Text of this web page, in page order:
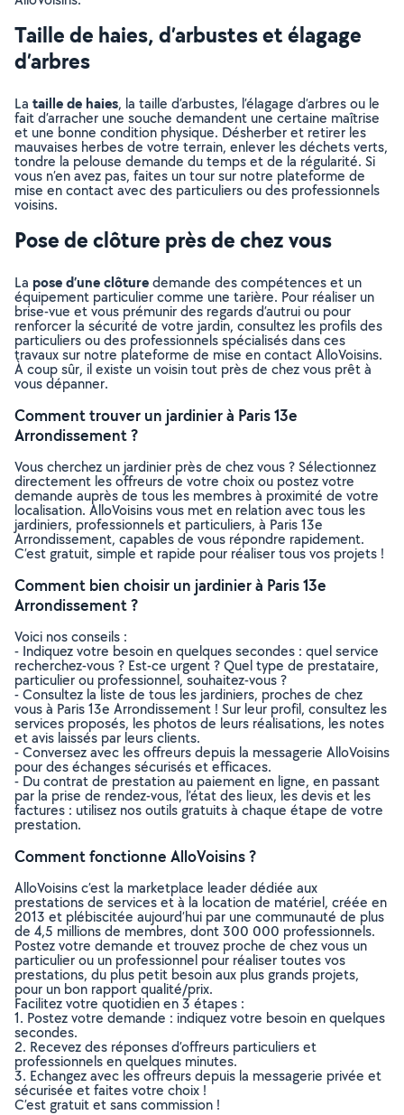
Taille de haies, d’arbustes et élagage
d’arbres
La taille de haies, la taille d’arbustes, l’élagage d’arbres ou le
fait d’arracher une souche demandent une certaine maîtrise
et une bonne condition physique. Désherber et retirer les
mauvaises herbes de votre terrain, enlever les déchets verts,
tondre la pelouse demande du temps et de la régularité. Si
vous n’en avez pas, faites un tour sur notre plateforme de
mise en contact avec des particuliers ou des professionnels
voisins.
Pose de clôture près de chez vous
La pose d’une clôturedemande des compétences et un
équipement particulier comme une tarière. Pour réaliser un
brise-vue et vous prémunir des regards d’autrui ou pour
renforcer la sécurité de votre jardin, consultez les profils des
particuliers ou des professionnels spécialisés dans ces
travaux sur notre plateforme de mise en contact AlloVoisins.
À coup sûr, il existe un voisin tout près de chez vous prêt à
vous dépanner.
Comment trouver un jardinier à Paris 13e
Arrondissement ?
Vous cherchez un jardinier près de chez vous ? Sélectionnez
directement les offreurs de votre choix ou postez votre
demande auprès de tous les membres à proximité de votre
localisation. AlloVoisins vous met en relation avec tous les
jardiniers, professionnels et particuliers, à Paris 13e
Arrondissement, capables de vous répondre rapidement.
C’est gratuit, simple et rapide pour réaliser tous vos projets !
Comment bien choisir un jardinier à Paris 13e
Arrondissement ?
Voici nos conseils :
- Indiquez votre besoin en quelques secondes : quel service
recherchez-vous ? Est-ce urgent ? Quel type de prestataire,
particulier ou professionnel, souhaitez-vous ?
- Consultez la liste de tous les jardiniers, proches de chez
vous à Paris 13e Arrondissement ! Sur leur profil, consultez les
services proposés, les photos de leurs réalisations, les notes
et avis laissés par leurs clients.
- Conversez avec les offreurs depuis la messagerie AlloVoisins
pour des échanges sécurisés et efficaces.
- Du contrat de prestation au paiement en ligne, en passant
par la prise de rendez-vous, l’état des lieux, les devis et les
factures : utilisez nos outils gratuits à chaque étape de votre
prestation.
Comment fonctionne AlloVoisins ?
AlloVoisins c’est la marketplace leader dédiée aux
prestations de services et à la location de matériel, créée en
2013 et plébiscitée aujourd’hui par une communauté de plus
de 4,5 millions de membres, dont 300 000 professionnels.
Postez votre demande et trouvez proche de chez vous un
particulier ou un professionnel pour réaliser toutes vos
prestations, du plus petit besoin aux plus grands projets,
pour un bon rapport qualité/prix.
Facilitez votre quotidien en 3 étapes :
1. Postez votre demande : indiquez votre besoin en quelques
secondes.
2. Recevez des réponses d’offreurs particuliers et
professionnels en quelques minutes.
3. Echangez avec les offreurs depuis la messagerie privée et
sécurisée et faites votre choix !
C’est gratuit et sans commission !